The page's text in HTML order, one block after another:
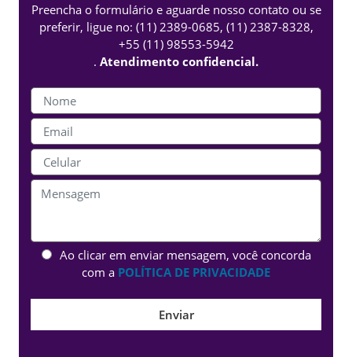
Preencha o formulário e aguarde nosso contato ou se
preferir, ligue no: (11) 2389-0685, (11) 2387-8328,
+55 (11) 98553-5942
. Atendimento confidencial.
Ao clicar em enviar mensagem, você concorda
com a POLÍTICA DE PRIVACIDADE